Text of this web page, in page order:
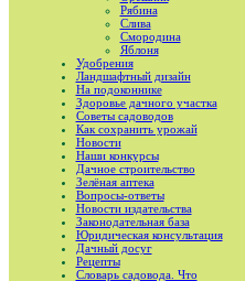
Рябина
Слива
Смородина
Яблоня
Удобрения
Ландшафтный дизайн
На подоконнике
Здоровье дачного участка
Советы садоводов
Как сохранить урожай
Новости
Наши конкурсы
Дачное строительство
Зелёная аптека
Вопросы-ответы
Новости издательства
Законодательная база
Юридическая консультация
Дачный досуг
Рецепты
Словарь садовода. Что